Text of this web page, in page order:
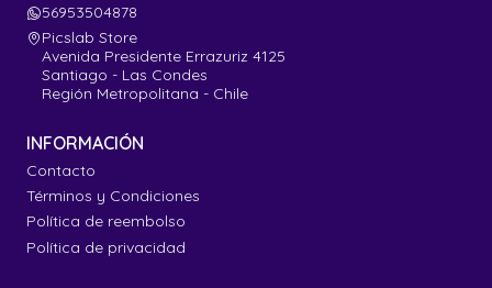
56953504878
Picslab Store
Avenida Presidente Errazuriz 4125
Santiago - Las Condes
Región Metropolitana - Chile
INFORMACIÓN
Contacto
Términos y Condiciones
Política de reembolso
Política de privacidad